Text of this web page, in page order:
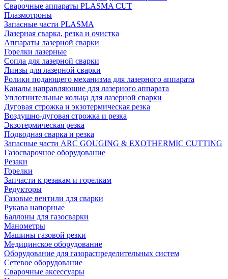
Сварочные аппараты PLASMA CUT
Плазмотроны
Запасные части PLASMA
Лазерная сварка, резка и очистка
Аппараты лазерной сварки
Горелки лазерные
Сопла для лазерной сварки
Линзы для лазерной сварки
Ролики подающего механизма для лазерного аппарата
Каналы направляющие для лазерного аппарата
Уплотнительные кольца для лазерной сварки
Дуговая строжка и экзотермическая резка
Воздушно-дуговая строжка и резка
Экзотермическая резка
Подводная сварка и резка
Запасные части ARC GOUGING & EXOTHERMIC CUTTING
Газосварочное оборудование
Резаки
Горелки
Запчасти к резакам и горелкам
Редукторы
Газовые вентили для сварки
Рукава напорные
Баллоны для газосварки
Манометры
Машины газовой резки
Медицинское оборудование
Оборудование для газораспределительных систем
Сетевое оборудование
Сварочные аксессуары